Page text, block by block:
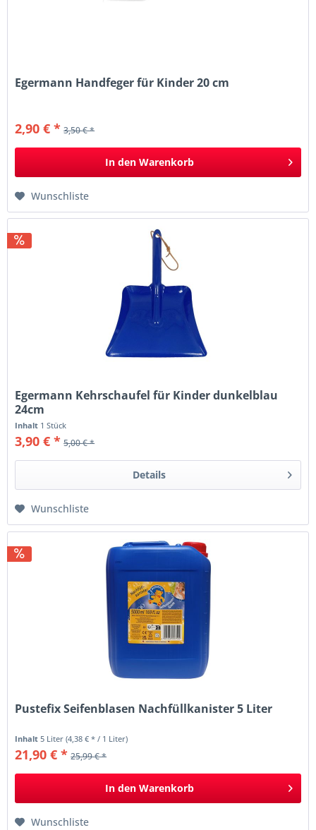
Egermann Handfeger für Kinder 20 cm
2,90 € * 3,50 € *
In den Warenkorb
Wunschliste
Egermann Kehrschaufel für Kinder dunkelblau
24cm
Inhalt 1 Stück
3,90 € * 5,00 € *
Details
Wunschliste
Pustefix Seifenblasen Nachfüllkanister 5 Liter
Inhalt5 Liter(4,38 € * / 1 Liter)
21,90 € * 25,99 € *
In den Warenkorb
Wunschliste